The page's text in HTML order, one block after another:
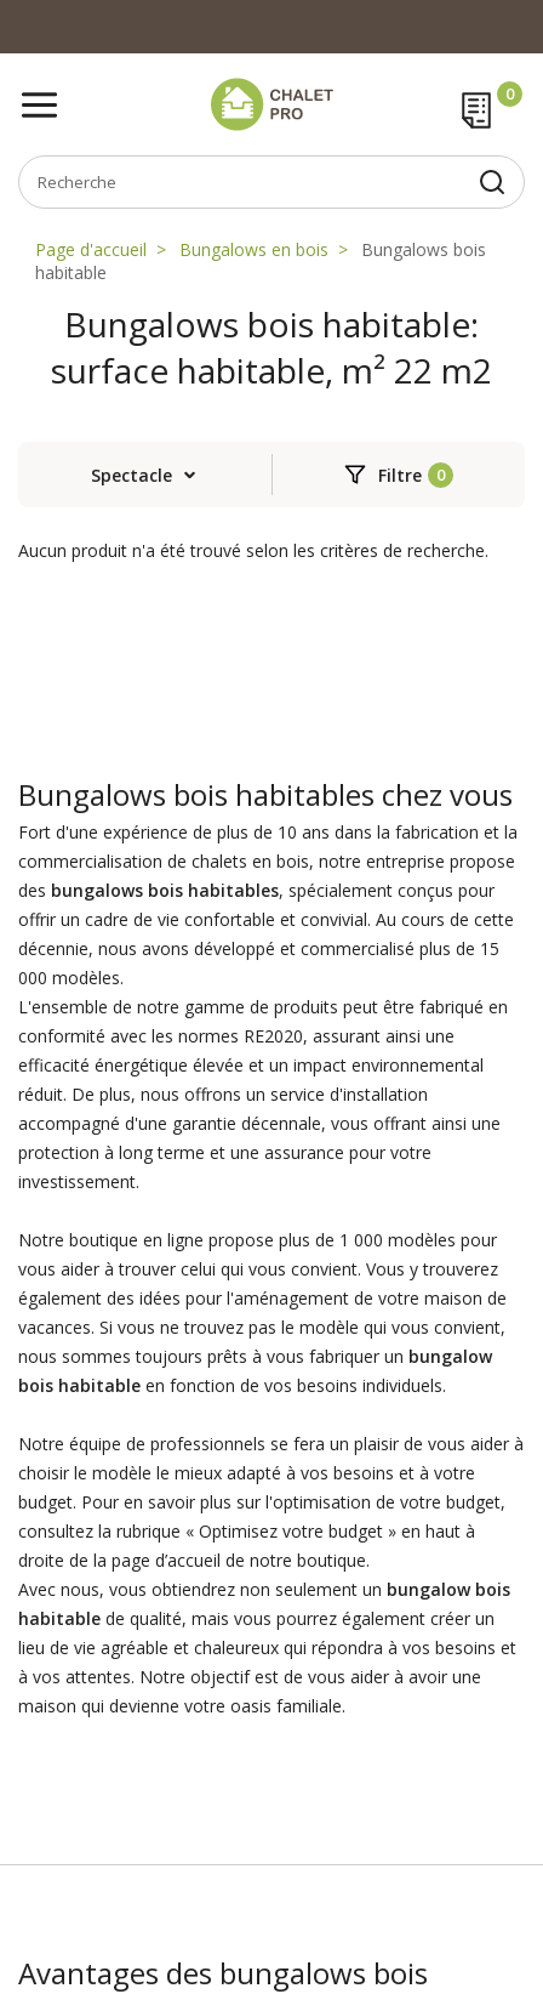
Page d'accueil Bungalows en bois
Bungalows bois
habitable
Bungalows bois habitable:
surface habitable, m² 22 m2
Spectacle Filtre
Aucun produit n'a été trouvé selon les critères de recherche.
Bungalows bois habitables chez vous
Fort d'une expérience de plus de 10 ans dans la fabrication et la
commercialisation de chalets en bois, notre entreprise propose
des bungalows bois habitables, spécialement conçus pour
offrir un cadre de vie confortable et convivial. Au cours de cette
décennie, nous avons développé et commercialisé plus de 15
000 modèles.
L'ensemble de notre gamme de produits peut être fabriqué en
conformité avec les normes RE2020, assurant ainsi une
efficacité énergétique élevée et un impact environnemental
réduit. De plus, nous offrons un service d'installation
accompagné d'une garantie décennale, vous offrant ainsi une
protection à long terme et une assurance pour votre
investissement.
Notre boutique en ligne propose plus de 1 000 modèles pour
vous aider à trouver celui qui vous convient. Vous y trouverez
également des idées pour l'aménagement de votre maison de
vacances. Si vous ne trouvez pas le modèle qui vous convient,
nous sommes toujours prêts à vous fabriquer un bungalow
bois habitableen fonction de vos besoins individuels.
Notre équipe de professionnels se fera un plaisir de vous aider à
choisir le modèle le mieux adapté à vos besoins et à votre
budget. Pour en savoir plus sur l'optimisation de votre budget,
consultez la rubrique « Optimisez votre budget » en haut à
droite de la page d’accueil de notre boutique.
Avec nous, vous obtiendrez non seulement un bungalow bois
habitablede qualité, mais vous pourrez également créer un
lieu de vie agréable et chaleureux qui répondra à vos besoins et
à vos attentes. Notre objectif est de vous aider à avoir une
maison qui devienne votre oasis familiale.
Avantages des bungalows bois